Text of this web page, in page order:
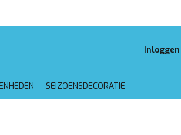
Inloggen
SEIZOENSDECORATIE